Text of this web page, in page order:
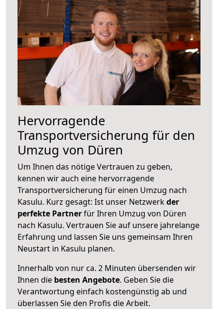
Hervorragende
Transportversicherung für den
Umzug von Düren
Um Ihnen das nötige Vertrauen zu geben,
kennen wir auch eine hervorragende
Transportversicherung für einen Umzug nach
Kasulu. Kurz gesagt: Ist unser Netzwerkder
perfekte Partnerfür Ihren Umzug von Düren
nach Kasulu. Vertrauen Sie auf unsere jahrelange
Erfahrung und lassen Sie uns gemeinsam Ihren
Neustart in Kasulu planen.
Innerhalb von nur ca. 2 Minuten übersenden wir
Ihnen die besten Angebote. Geben Sie die
Verantwortung einfach kostengünstig ab und
überlassen Sie den Profis die Arbeit.